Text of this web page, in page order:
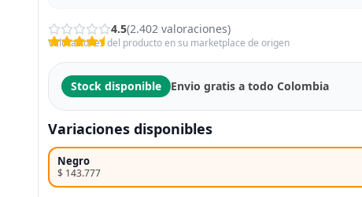
4.5(2.402 valoraciones)
Valoraciones del producto en su marketplace de origen
Stock disponible Envio gratis a todo Colombia
Variaciones disponibles
Negro
$ 143.777